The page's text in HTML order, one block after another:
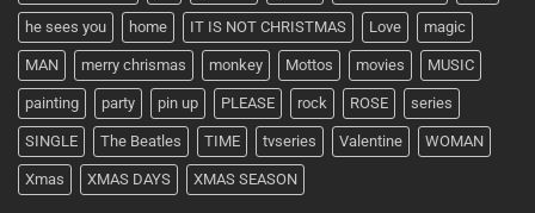
he sees you home IT IS NOT CHRISTMAS Love magic
MAN merry chrismas monkey Mottos movies MUSIC
painting party pin up PLEASE rock ROSE series
SINGLE The Beatles TIME tvseries Valentine WOMAN
Xmas XMAS DAYS XMAS SEASON